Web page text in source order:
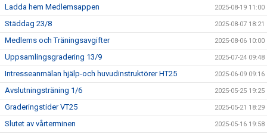
Ladda hem Medlemsappen 2025-08-19 11:00
Städdag 23/8 2025-08-07 18:21
Medlems och Träningsavgifter 2025-08-06 10:00
Uppsamlingsgradering 13/9 2025-07-24 09:48
Intresseanmälan hjälp-och huvudinstruktörer HT25 2025-06-09 09:16
Avslutningsträning 1/6 2025-05-25 19:25
Graderingstider VT25 2025-05-21 18:29
Slutet av vårterminen 2025-05-16 19:58